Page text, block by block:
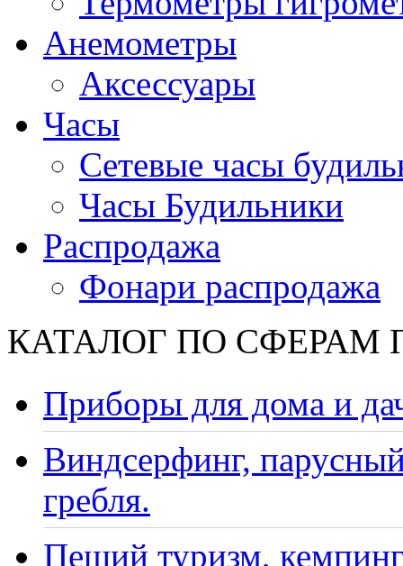
Анемометры
Аксессуары
Часы
Сетевые часы
Часы Будильники
Распродажа
Фонари распродажа
КАТАЛОГ ПО СФЕРАМ
Приборы для дома и
Виндсерфинг,
гребля.
Пеший туризм,